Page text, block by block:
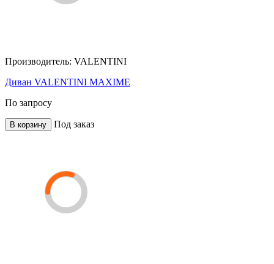
Производитель: VALENTINI
Диван VALENTINI MAXIME
По запросу
В корзину Под заказ